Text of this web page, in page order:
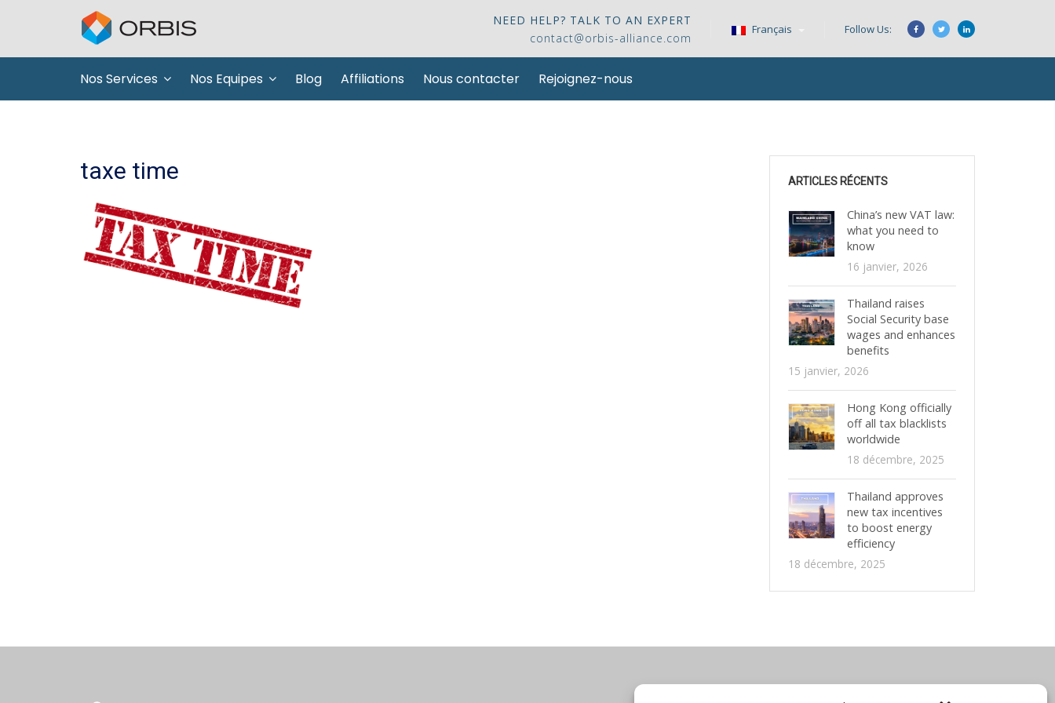
NEED HELP? TALK TO AN EXPERT
contact@orbis-alliance.com
Français Follow Us:
Nos Services Nos Equipes Blog Affiliations Nous contacter Rejoignez-nous
taxe time ARTICLES RÉCENTS
China’s new VAT law:
what you need to
know
16 janvier, 2026
Thailand raises
Social Security base
wages and enhances
benefits
15 janvier, 2026
Hong Kong officially
off all tax blacklists
worldwide
18 décembre, 2025
Thailand approves
new tax incentives
to boost energy
efficiency
18 décembre, 2025